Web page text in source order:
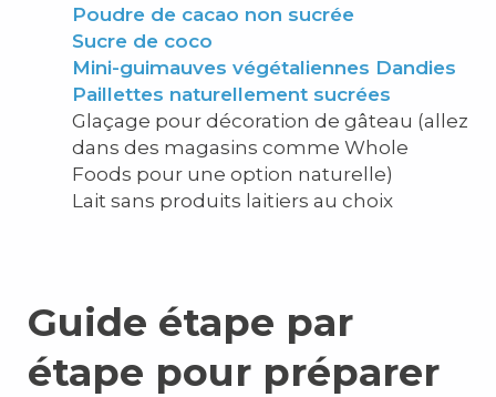
Poudre de cacao non sucrée
Sucre de coco
Mini-guimauves végétaliennes Dandies
Paillettes naturellement sucrées
Glaçage pour décoration de gâteau (allez
dans des magasins comme Whole
Foods pour une option naturelle)
Lait sans produits laitiers au choix
Guide étape par
étape pour préparer